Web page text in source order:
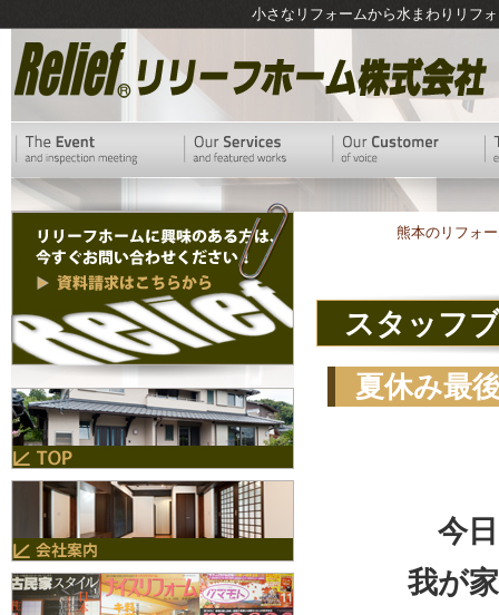
小さなリフォームから水まわりリフ
熊本のリフォ
スタッフ
夏休み最
今
我が